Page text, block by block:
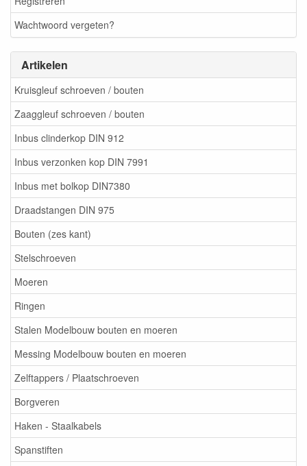
Wachtwoord vergeten?
Artikelen
Kruisgleuf schroeven / bouten
Zaaggleuf schroeven / bouten
Inbus clinderkop DIN 912
Inbus verzonken kop DIN 7991
Inbus met bolkop DIN7380
Draadstangen DIN 975
Bouten (zes kant)
Stelschroeven
Moeren
Ringen
Stalen Modelbouw bouten en moeren
Messing Modelbouw bouten en moeren
Zelftappers / Plaatschroeven
Borgveren
Haken - Staalkabels
Spanstiften